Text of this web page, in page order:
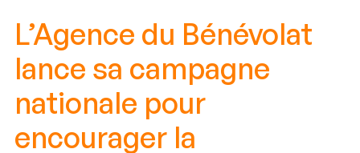
L’Agence du Bénévolat
lance sa campagne
nationale pour
encourager la